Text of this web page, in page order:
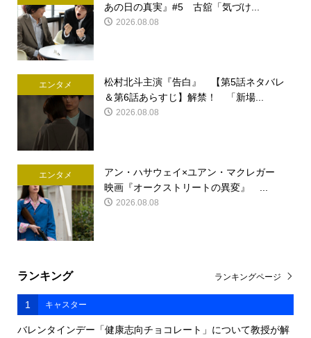
あの日の真実』#5 古舘「気づけ...
2026.08.08
エンタメ
松村北斗主演『告白』 【第5話ネタバレ
＆第6話あらすじ】解禁！ 「新場...
2026.08.08
エンタメ
アン・ハサウェイ×ユアン・マクレガー
映画『オークストリートの異変』 ...
2026.08.08
ランキング
1 キャスター
バレンタインデー「健康志向チョコレート」について教授が解
ランキングページ